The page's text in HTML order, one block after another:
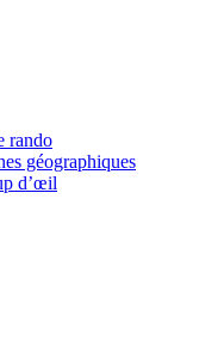
rando
géographiques
d’œil